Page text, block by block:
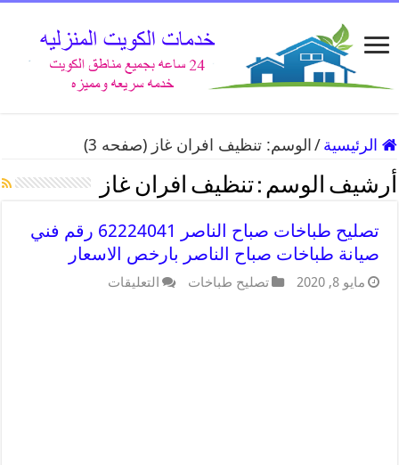
الرئيسية / الوسم:تنظيف افران غاز (صفحه 3)
أرشيف الوسم :تنظيف افران غاز
تصليح طباخات صباح الناصر 62224041 رقم فني
صيانة طباخات صباح الناصر بارخص الاسعار
مايو 8, 2020 تصليح طباخات التعليقات